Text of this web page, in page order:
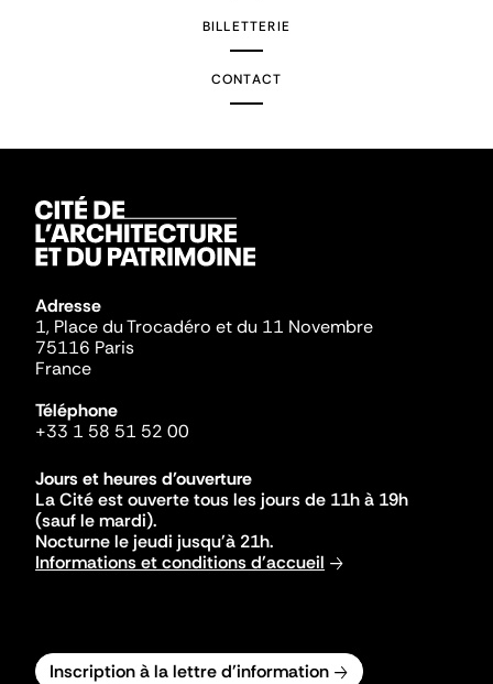
BILLETTERIE
CONTACT
Adresse
1, Place du Trocadéro et du 11 Novembre
75116 Paris
France
Téléphone
+33 1 58 51 52 00
Jours et heures d'ouverture
La Cité est ouverte tous les jours de 11h à 19h
(sauf le mardi).
Nocturne le jeudi jusqu'à 21h.
Informations et conditions d'accueil
Inscription à la lettre d'information